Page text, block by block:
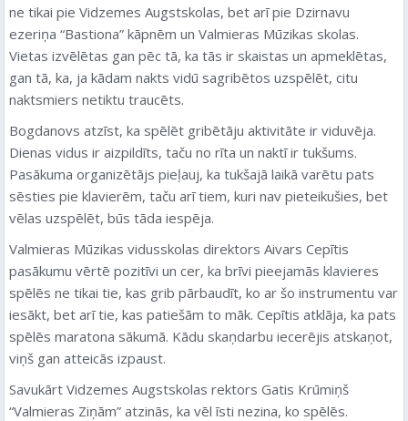
ne tikai pie Vidzemes Augstskolas, bet arī pie Dzirnavu
ezeriņa “Bastiona” kāpnēm un Valmieras Mūzikas skolas.
Vietas izvēlētas gan pēc tā, ka tās ir skaistas un apmeklētas,
gan tā, ka, ja kādam nakts vidū sagribētos uzspēlēt, citu
naktsmiers netiktu traucēts.
Bogdanovs atzīst, ka spēlēt gribētāju aktivitāte ir viduvēja.
Dienas vidus ir aizpildīts, taču no rīta un naktī ir tukšums.
Pasākuma organizētājs pieļauj, ka tukšajā laikā varētu pats
sēsties pie klavierēm, taču arī tiem, kuri nav pieteikušies, bet
vēlas uzspēlēt, būs tāda iespēja.
Valmieras Mūzikas vidusskolas direktors Aivars Cepītis
pasākumu vērtē pozitīvi un cer, ka brīvi pieejamās klavieres
spēlēs ne tikai tie, kas grib pārbaudīt, ko ar šo instrumentu var
iesākt, bet arī tie, kas patiešām to māk. Cepītis atklāja, ka pats
spēlēs maratona sākumā. Kādu skaņdarbu iecerējis atskaņot,
viņš gan atteicās izpaust.
Savukārt Vidzemes Augstskolas rektors Gatis Krūmiņš
“Valmieras Ziņām” atzinās, ka vēl īsti nezina, ko spēlēs.